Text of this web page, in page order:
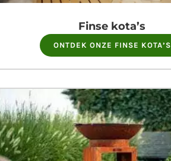
Finse kota’s
ONTDEK ONZE FINSE KOTA’S